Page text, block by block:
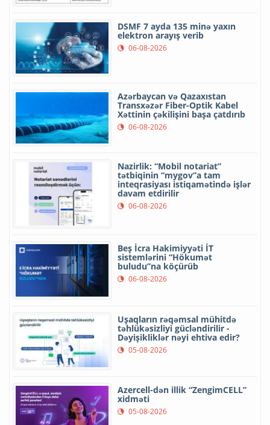
DSMF 7 ayda 135 minə yaxın
elektron arayış verib
06-08-2026
Azərbaycan və Qazaxıstan
Transxəzər Fiber-Optik Kabel
Xəttinin çəkilişini başa çatdırıb
06-08-2026
Nazirlik: “Mobil notariat”
tətbiqinin “mygov”a tam
inteqrasiyası istiqamətində işlər
davam etdirilir
06-08-2026
Beş İcra Hakimiyyəti İT
sistemlərini “Hökumət
buludu”na köçürüb
06-08-2026
Uşaqların rəqəmsal mühitdə
təhlükəsizliyi gücləndirilir -
Dəyişikliklər nəyi ehtiva edir?
05-08-2026
Azercell-dən illik “ZengimCELL”
xidməti
05-08-2026